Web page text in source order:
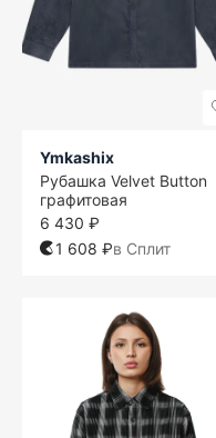
Ymkashix
Рубашка Velvet Button
графитовая
6 430 ₽
1 608 ₽в Сплит